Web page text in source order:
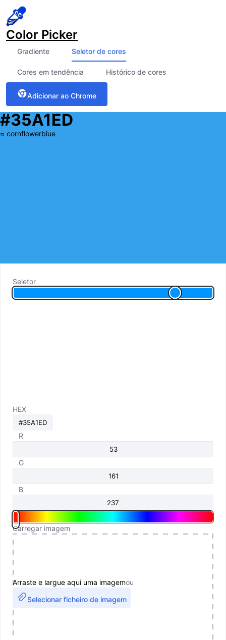
Color Picker
Gradiente Seletor de cores
Cores em tendência Histórico de cores
Adicionar ao Chrome
#35A1ED
≈ cornflowerblue
Seletor
HEX
R
G
B
Carregar imagem
Arraste e largue aqui uma imagemou
Selecionar ficheiro de imagem